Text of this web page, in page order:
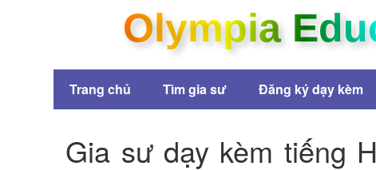
Olympia
Trang chủ Tìm gia sư Đăng ký dạy kèm
Gia sư dạy kèm tiếng